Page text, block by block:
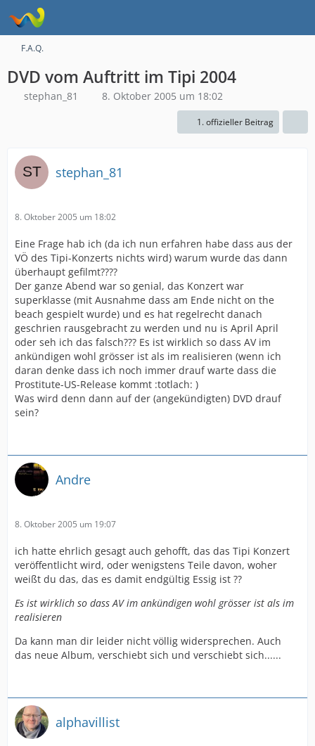
F.A.Q.
DVD vom Auftritt im Tipi 2004
stephan_81 8. Oktober 2005 um 18:02
1. offizieller Beitrag
stephan_81
8. Oktober 2005 um 18:02
Eine Frage hab ich (da ich nun erfahren habe dass aus der
VÖ des Tipi-Konzerts nichts wird) warum wurde das dann
überhaupt gefilmt????
Der ganze Abend war so genial, das Konzert war
superklasse (mit Ausnahme dass am Ende nicht on the
beach gespielt wurde) und es hat regelrecht danach
geschrien rausgebracht zu werden und nu is April April
oder seh ich das falsch??? Es ist wirklich so dass AV im
ankündigen wohl grösser ist als im realisieren (wenn ich
daran denke dass ich noch immer drauf warte dass die
Prostitute-US-Release kommt :totlach: )
Was wird denn dann auf der (angekündigten) DVD drauf
sein?
Andre
8. Oktober 2005 um 19:07
ich hatte ehrlich gesagt auch gehofft, das das Tipi Konzert
veröffentlicht wird, oder wenigstens Teile davon, woher
weißt du das, das es damit endgültig Essig ist ??
Es ist wirklich so dass AV im ankündigen wohl grösser ist als im
realisieren
Da kann man dir leider nicht völlig widersprechen. Auch
das neue Album, verschiebt sich und verschiebt sich......
alphavillist